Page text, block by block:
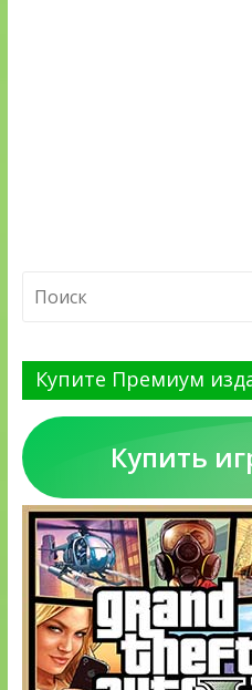
Купите Премиум
Купить